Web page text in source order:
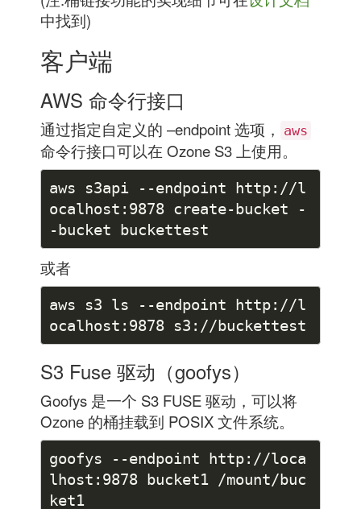
中找到)
客户端
AWS 命令行接口
通过指定自定义的 –endpoint 选项， aws
命令行接口可以在 Ozone S3 上使用。
aws s3api --endpoint http://l
ocalhost:9878 create-bucket -
或者
aws s3 ls --endpoint http://l
S3 Fuse 驱动（goofys）
Goofys 是一个 S3 FUSE 驱动，可以将
Ozone 的桶挂载到 POSIX 文件系统。
goofys --endpoint http://loca
lhost:9878 bucket1 /mount/buc
ket1